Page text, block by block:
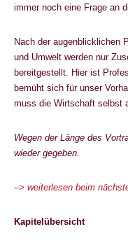
immer noch eine Frage an
Nach der augenblicklichen
und Umwelt werden nur
bereitgestellt. Hier ist
bemüht sich für unser
muss die Wirtschaft selbst
Wegen der Länge des
wieder gegeben.
–> weiterlesen beim
Kapitelübersicht